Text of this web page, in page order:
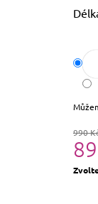
990
Měrná